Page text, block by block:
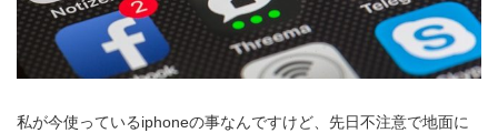
私が今使っているiphoneの事なんですけど、先日不注意で地面に